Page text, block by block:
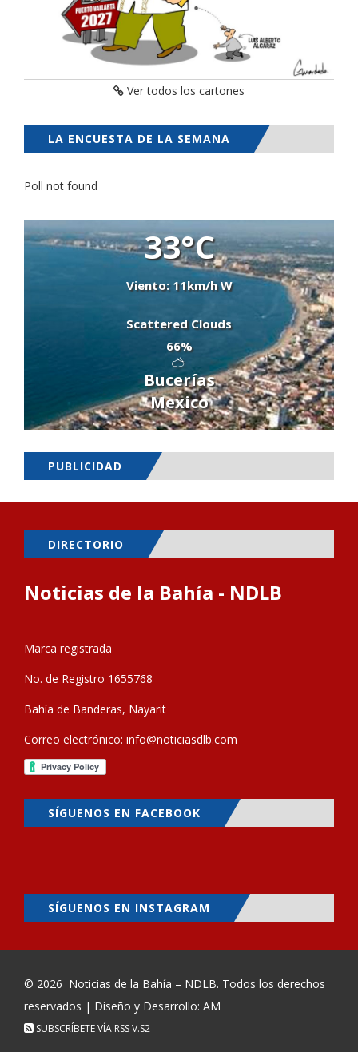
Ver todos los cartones
LA ENCUESTA DE LA SEMANA
Poll not found
33°C
Viento: 11km/h W
Scattered Clouds
66%
Bucerías
Mexico
PUBLICIDAD
DIRECTORIO
Noticias de la Bahía - NDLB
Marca registrada
No. de Registro 1655768
Bahía de Banderas, Nayarit
Correo electrónico: info@noticiasdlb.com
SÍGUENOS EN FACEBOOK
SÍGUENOS EN INSTAGRAM
© 2026 Noticias de la Bahía – NDLB. Todos los derechos
reservados | Diseño y Desarrollo: AM
SUBSCRÍBETE VÍA RSSV.S2